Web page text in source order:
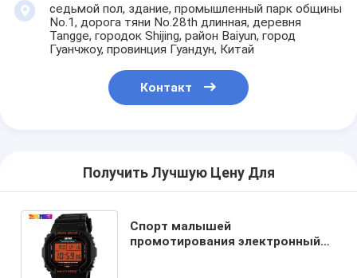
седьмой пол, здание, промышленный парк общины
No.1, дорога тяни No.28th длинная, деревня
Tangge, городок Shijing, район Baiyun, город
Гуанчжоу, провинция Гуандун, Китай
Контакт
Получить Лучшую Цену Для
Спорт малышей
промотирования электронный